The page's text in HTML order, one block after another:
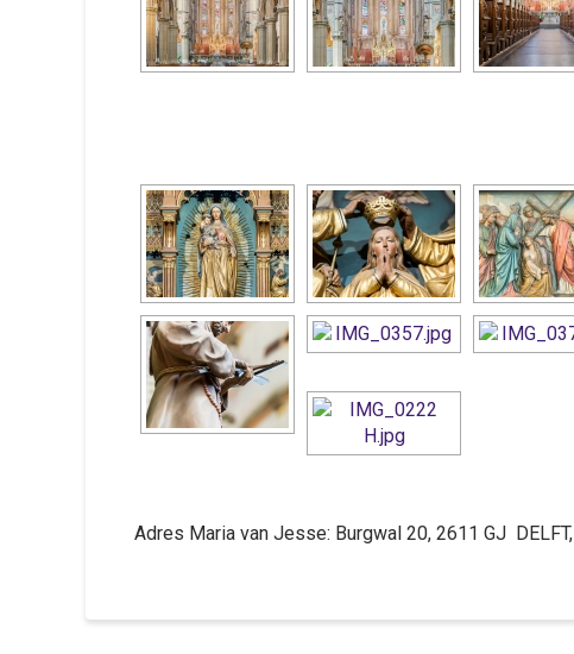
Adres Maria van Jesse: Burgwal 20, 2611 GJ DELFT,